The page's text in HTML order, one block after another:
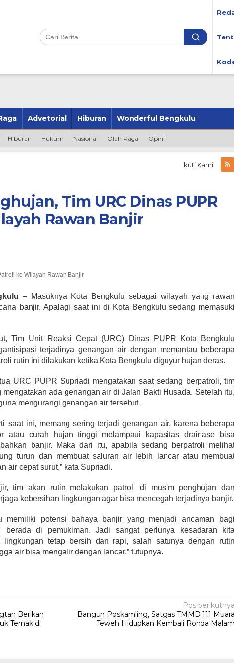
Advetorial Hiburan Wonderful Bengkulu
Hiburan Hukum Nasional Olah Raga Opini
Ikuti Kami
Tim URC Dinas PUPR
Rawan Banjir
ke Wilayah Rawan Banjir
– Masuknya Kota Bengkulu sebagai wilayah yang rawan
banjir. Apalagi saat ini di Kota Bengkulu sedang memasuki
Tim Unit Reaksi Cepat (URC) Dinas PUPR Kota Bengkulu
terjadinya genangan air dengan memantau beberapa
rutin ini dilakukan ketika Kota Bengkulu diguyur hujan deras.
URC PUPR Supriadi mengatakan saat sedang berpatroli, tim
ada genangan air di Jalan Bakti Husada. Setelah itu,
mengurangi genangan air tersebut.
saat ini, memang sering terjadi genangan air, karena beberapa
atau curah hujan tinggi melampaui kapasitas drainase bisa
banjir. Maka dari itu, apabila sedang berpatroli melihat
turun dan membuat saluran air lebih lancar atau membuat
air cepat surut,” kata Supriadi.
tim akan rutin melakukan patroli di musim penghujan dan
kebersihan lingkungan agar bisa mencegah terjadinya banjir.
memiliki potensi bahaya banjir yang menjadi ancaman bagi
berada di pemukiman. Jadi sangat perlunya kesadaran kita
lingkungan tetap bersih dan rapi, salah satunya dengan rutin
air bisa mengalir dengan lancar,” tutupnya.
Berikan
Ternak di
Pos berikutnya
Bangun Poskamling, Satgas TMMD 111 Muara
Teweh Hidupkan Kembali Ronda Malam